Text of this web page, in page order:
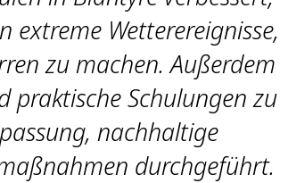
extreme Wetterereignisse,
zu machen. Außerdem
praktische Schulungen zu
nachhaltige
durchgeführt.